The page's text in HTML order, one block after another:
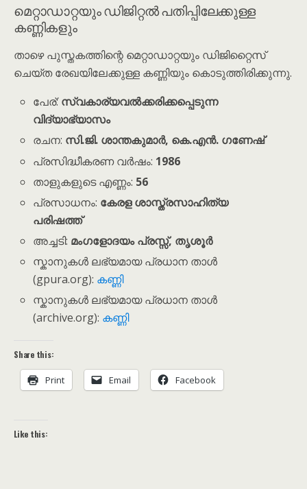
മെറ്റാഡാറ്റയും ഡിജിറ്റൽ പതിപ്പിലേക്കുള്ള
കണ്ണികളും
താഴെ പുസ്തകത്തിന്റെ മെറ്റാഡാറ്റയും ഡിജിറ്റൈസ്
ചെയ്ത രേഖയിലേക്കുള്ള കണ്ണിയും കൊടുത്തിരിക്കുന്നു.
പേര്:സ്വകാര്യവൽക്കരിക്കപ്പെടുന്ന
വിദ്യാഭ്യാസം
രചന: സി.ജി. ശാന്തകുമാർ, കെ.എൻ. ഗണേഷ്
പ്രസിദ്ധീകരണ വർഷം: 1986
താളുകളുടെ എണ്ണം: 56
പ്രസാധനം: കേരള ശാസ്ത്രസാഹിത്യ
പരിഷത്ത്
അച്ചടി: മംഗളോദയം പ്രസ്സ്, തൃശൂർ
സ്കാനുകൾ ലഭ്യമായ പ്രധാന താൾ
(gpura.org): കണ്ണി
സ്കാനുകൾ ലഭ്യമായ പ്രധാന താൾ
(archive.org): കണ്ണി
Share this:
Print Email Facebook
Like this: